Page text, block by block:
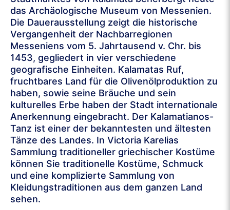
das Archäologische Museum von Messenien.
Die Dauerausstellung zeigt die historische
Vergangenheit der Nachbarregionen
Messeniens vom 5. Jahrtausend v. Chr. bis
1453, gegliedert in vier verschiedene
geografische Einheiten. Kalamatas Ruf,
fruchtbares Land für die Olivenölproduktion zu
haben, sowie seine Bräuche und sein
kulturelles Erbe haben der Stadt internationale
Anerkennung eingebracht. Der Kalamatianos-
Tanz ist einer der bekanntesten und ältesten
Tänze des Landes. In Victoria Karelias
Sammlung traditioneller griechischer Kostüme
können Sie traditionelle Kostüme, Schmuck
und eine komplizierte Sammlung von
Kleidungstraditionen aus dem ganzen Land
sehen.